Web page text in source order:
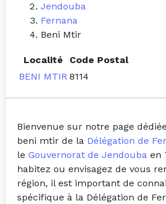
Jendouba
Fernana
Beni Mtir
Localité
Code Postal
BENI MTIR 8114
Bienvenue sur notre page
beni mtir de la Délégation de
le Gouvernorat de Jendouba en
habitez ou envisagez de vous
région, il est important de
spécifique à la Délégation de